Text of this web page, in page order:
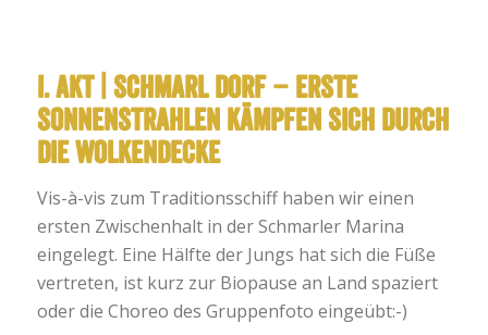
I. AKT | Schmarl Dorf – erste
Sonnenstrahlen kämpfen sich durch
die Wolkendecke
Vis-à-vis zum Traditionsschiff haben wir einen
ersten Zwischenhalt in der Schmarler Marina
eingelegt. Eine Hälfte der Jungs hat sich die Füße
vertreten, ist kurz zur Biopause an Land spaziert
oder die Choreo des Gruppenfoto eingeübt:-)